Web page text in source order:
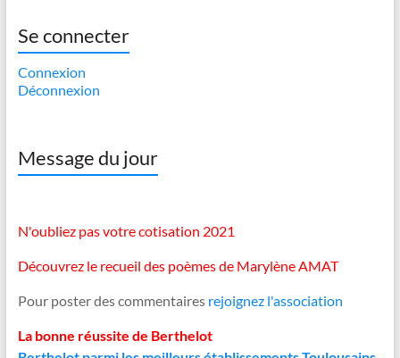
Se connecter
Connexion
Déconnexion
Message du jour
N'oubliez pas votre cotisation 2021
Découvrez le recueil des poèmes de Marylène AMAT
Pour poster des commentaires rejoignez l'association
La bonne réussite de Berthelot